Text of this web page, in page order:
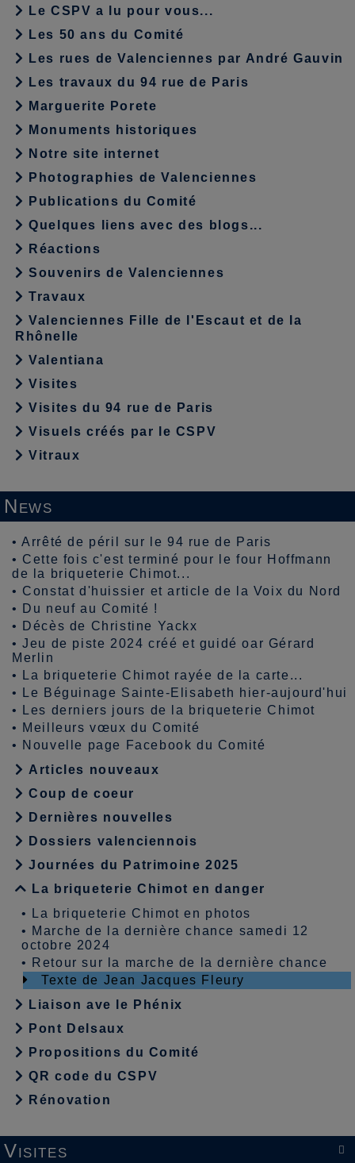
Le CSPV a lu pour vous...
Les 50 ans du Comité
Les rues de Valenciennes par André Gauvin
Les travaux du 94 rue de Paris
Marguerite Porete
Monuments historiques
Notre site internet
Photographies de Valenciennes
Publications du Comité
Quelques liens avec des blogs...
Réactions
Souvenirs de Valenciennes
Travaux
Valenciennes Fille de l'Escaut et de la
Rhônelle
Valentiana
Visites
Visites du 94 rue de Paris
Visuels créés par le CSPV
Vitraux
News
•Arrêté de péril sur le 94 rue de Paris
• Cette fois c'est terminé pour le four Hoffmann
de la briqueterie Chimot...
• Constat d'huissier et article de la Voix du Nord
•
Du neuf au Comité !
•
Décès de Christine Yackx
•Jeu de piste 2024 créé et guidé oar Gérard
Merlin
•
La briqueterie Chimot rayée de la carte...
•
Le Béguinage Sainte-Elisabeth hier-aujourd'hui
•
Les derniers jours de la briqueterie Chimot
• Meilleurs vœux du Comité
• Nouvelle page Facebook du Comité
Articles nouveaux
Coup de coeur
Dernières nouvelles
Dossiers valenciennois
Journées du Patrimoine 2025
La briqueterie Chimot en danger
•
La briqueterie Chimot en photos
• Marche de la dernière chance samedi 12
octobre 2024
•
Retour sur la marche de la dernière chance
Texte de Jean Jacques Fleury
Liaison ave le Phénix
Pont Delsaux
Propositions du Comité
QR code du CSPV
Rénovation

Visites